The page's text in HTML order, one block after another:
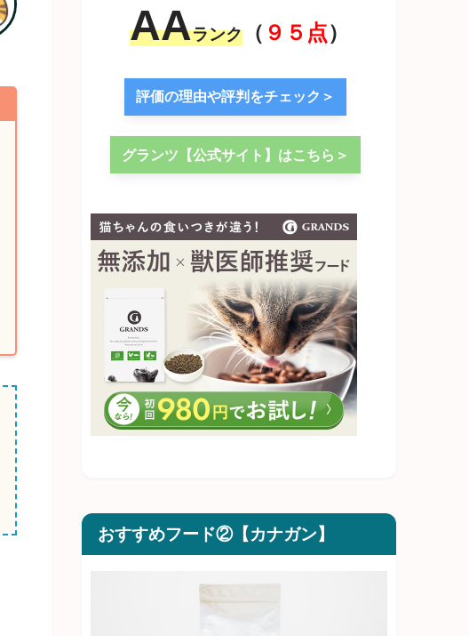
AAランク（ ９５点）
評価の理由や評判をチェック＞
グランツ【公式サイト】はこちら＞
おすすめフード②【カナガン】